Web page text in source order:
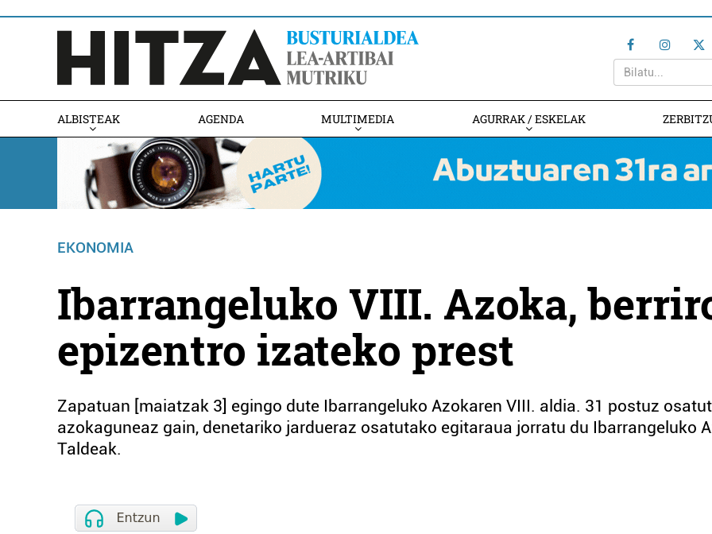
ALBISTEAK AGENDA MULTIMEDIA AGURRAK / ESKELAK
EKONOMIA
Ibarrangeluko VIII. Azoka,
epizentro izateko prest
Zapatuan [maiatzak 3] egingo dute Ibarrangeluko Azokaren VIII. aldia. 31 postuz
azokaguneaz gain, denetariko jardueraz osatutako egitaraua jorratu du Ibarrangeluko
Taldeak.